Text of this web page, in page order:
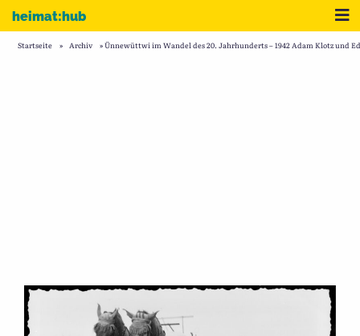
Zum Inhalt
heimat:hub
Startseite » Archiv »Ünnewüttwi im Wandel des 20. Jahrhunderts – 1942 Adam Klotz und